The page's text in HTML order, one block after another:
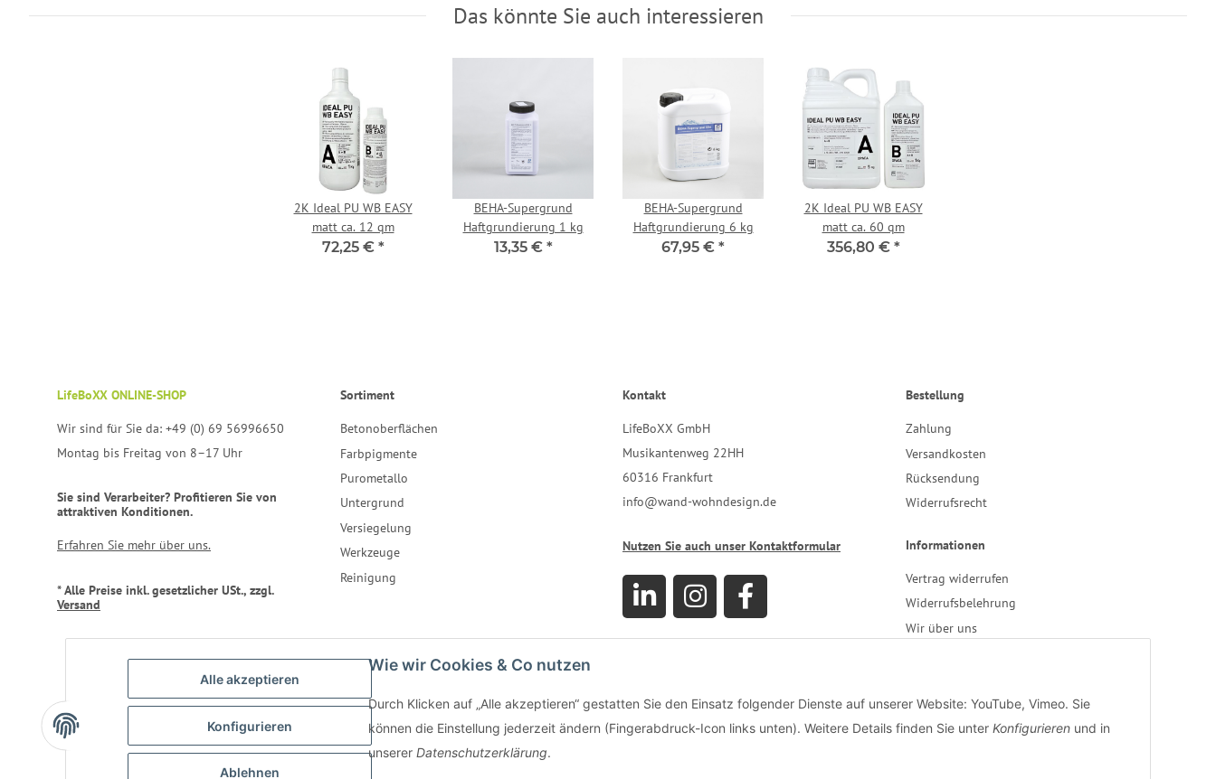
Alle akzeptieren
Konfigurieren
Ablehnen
Wie wir Cookies & Co nutzen
Durch Klicken auf „Alle akzeptieren“ gestatten Sie den Einsatz folgender Dienste auf unserer Website: YouTube, Vimeo. Sie
können die Einstellung jederzeit ändern (Fingerabdruck-Icon links unten). Weitere Details finden Sie unter Konfigurieren und in
unserer Datenschutzerklärung.
Das könnte Sie auch interessieren
2K Ideal PU WB EASY
matt ca. 12 qm
72,25 € *
BEHA-Supergrund
Haftgrundierung 1 kg
13,35 € *
BEHA-Supergrund
Haftgrundierung 6 kg
67,95 € *
2K Ideal PU WB EASY
matt ca. 60 qm
356,80 € *
LifeBoXX ONLINE-SHOP
Wir sind für Sie da: +49 (0) 69 56996650
Montag bis Freitag von 8–17 Uhr
Sie sind Verarbeiter? Profitieren Sie von
attraktiven Konditionen.
Erfahren Sie mehr über uns.
* Alle Preise inkl. gesetzlicher USt., zzgl.
Versand
Sortiment
Betonoberflächen
Farbpigmente
Purometallo
Untergrund
Versiegelung
Werkzeuge
Reinigung
Kontakt
LifeBoXX GmbH
Musikantenweg 22HH
60316 Frankfurt
info@wand-wohndesign.de
Nutzen Sie auch unser Kontaktformular
Bestellung
Zahlung
Versandkosten
Rücksendung
Widerrufsrecht
Informationen
Vertrag widerrufen
Widerrufsbelehrung
Wir über uns
AGB
Impressum